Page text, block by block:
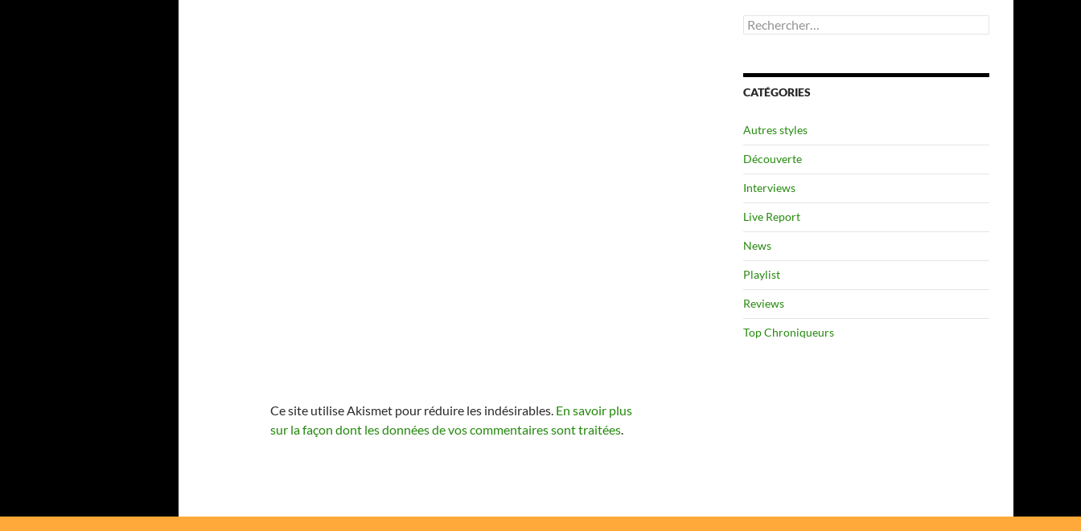
Ce site utilise Akismet pour réduire les indésirables. En savoir plus
sur la façon dont les données de vos commentaires sont traitées.
Rechercher :
CATÉGORIES
Autres styles
Découverte
Interviews
Live Report
News
Playlist
Reviews
Top Chroniqueurs